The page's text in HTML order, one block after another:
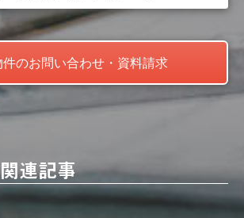
連記事